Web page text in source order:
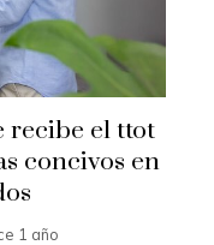
recibe el ttot
concivos en
1 año